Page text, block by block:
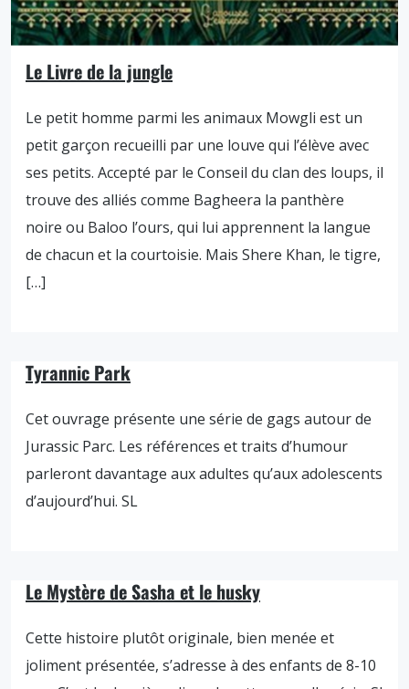
Le Livre de la jungle
Le petit homme parmi les animaux Mowgli est un
petit garçon recueilli par une louve qui l’élève avec
ses petits. Accepté par le Conseil du clan des loups, il
trouve des alliés comme Bagheera la panthère
noire ou Baloo l’ours, qui lui apprennent la langue
de chacun et la courtoisie. Mais Shere Khan, le tigre,
[…]
Tyrannic Park
Cet ouvrage présente une série de gags autour de
Jurassic Parc. Les références et traits d’humour
parleront davantage aux adultes qu’aux adolescents
d’aujourd’hui. SL
Le Mystère de Sasha et le husky
Cette histoire plutôt originale, bien menée et
joliment présentée, s’adresse à des enfants de 8-10